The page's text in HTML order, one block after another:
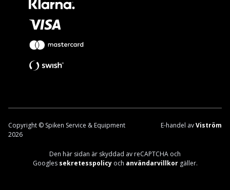
Den här sidan är skyddad av reCAPTCHA och
Googles sekretesspolicyoch användarvillkorgäller.
Copyright © Spiken Service & Equipment
2026
E-handel avViström